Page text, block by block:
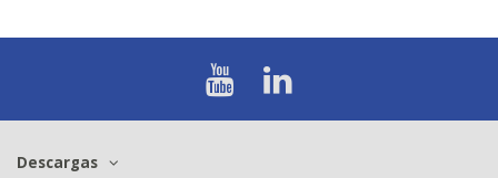
Descargas